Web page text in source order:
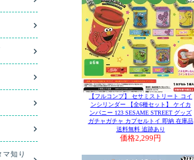
【フルコンプ】 セサミストリート コイ
ンシリンダー 【全6種セット】 ケイカ
ンパニー 123 SESAME STREET グッズ
ガチャガチャ カプセルトイ 即納 在庫品
送料無料 追跡あり
価格2,299円